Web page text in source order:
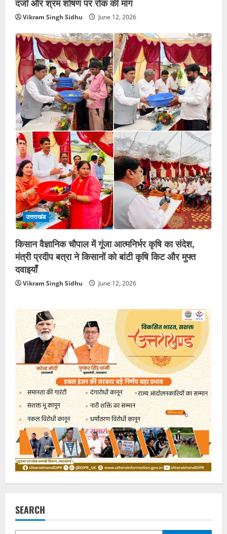
Vikram Singh Sidhu June 12, 2026
उत्तराखंड
किसान वैज्ञानिक चौपाल में गूंजा आत्मनिर्भर कृषि का संदेश,
मंत्री प्रदीप बत्रा ने किसानों को बांटी कृषि किट और मुफ्त
दवाइयाँ
Vikram Singh Sidhu June 12, 2026
SEARCH